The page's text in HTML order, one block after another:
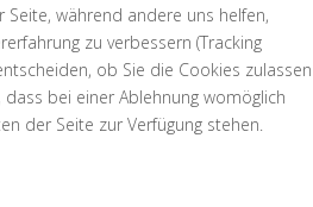
während andere uns helfen,
zu verbessern (Tracking
ob Sie die Cookies zulassen
bei einer Ablehnung womöglich
der Seite zur Verfügung stehen.